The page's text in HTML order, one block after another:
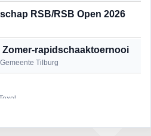
RSB/RSB Open 2026
Zomer-rapidschaaktoernooi
Tilburg